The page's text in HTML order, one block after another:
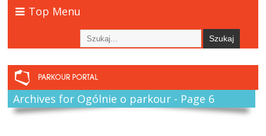
Top Menu
Archives for Ogólnie o parkour - Page 6